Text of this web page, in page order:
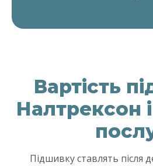
Вартість
Налтрексон
Підшивку ставлять після